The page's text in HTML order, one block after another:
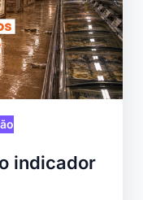
indicador